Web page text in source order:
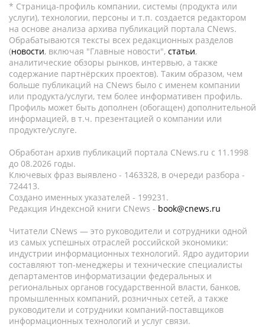
* Страница-профиль компании, системы (продукта или
услуги), технологии, персоны и т.п. создается редактором
на основе анализа архива публикаций портала CNews.
Обрабатываются тексты всех редакционных разделов
(новости, включая "Главные новости", статьи,
аналитические обзоры рынков, интервью, а также
содержание партнёрских проектов). Таким образом, чем
больше публикаций на CNews было с именем компании
или продукта/услуги, тем более информативен профиль.
Профиль может быть дополнен (обогащен) дополнительной
информацией, в т.ч. презентацией о компании или
продукте/услуге.
Обработан архив публикаций портала CNews.ru c 11.1998
до 08.2026 годы.
Ключевых фраз выявлено - 1463328, в очереди разбора -
724413.
Создано именных указателей - 199231.
Редакция Индексной книги CNews - book@cnews.ru
Читатели CNews — это руководители и сотрудники одной
из самых успешных отраслей российской экономики:
индустрии информационных технологий. Ядро аудитории
составляют топ-менеджеры и технические специалисты
департаментов информатизации федеральных и
региональных органов государственной власти, банков,
промышленных компаний, розничных сетей, а также
руководители и сотрудники компаний-поставщиков
информационных технологий и услуг связи.